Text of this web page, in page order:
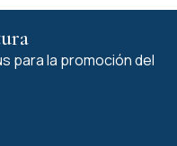
para la promoción del